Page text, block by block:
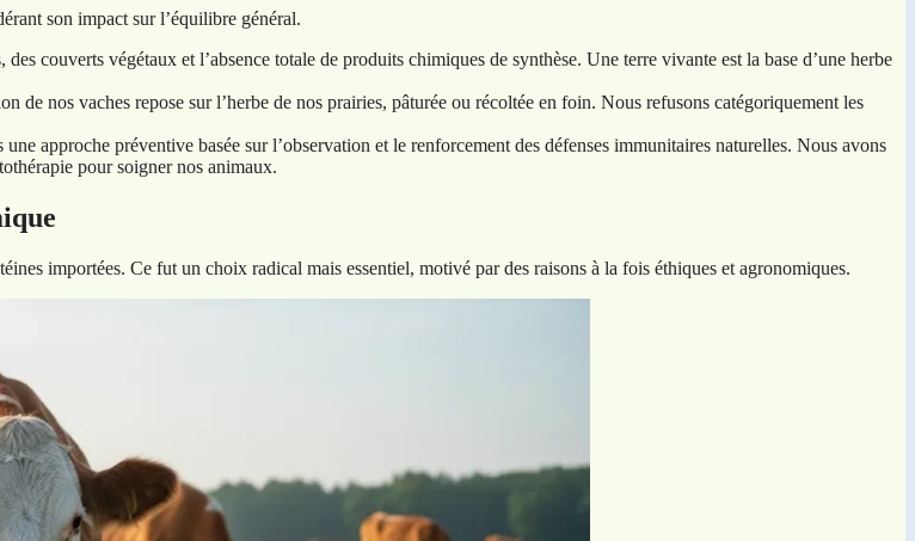
son impact sur l’équilibre général.
couverts végétaux et l’absence totale de produits chimiques de synthèse. Une terre vivante est la base d’une herbe
de nos vaches repose sur l’herbe de nos prairies, pâturée ou récoltée en foin. Nous refusons catégoriquement les
approche préventive basée sur l’observation et le renforcement des défenses immunitaires naturelles. Nous avons
pour soigner nos animaux.
importées. Ce fut un choix radical mais essentiel, motivé par des raisons à la fois éthiques et agronomiques.